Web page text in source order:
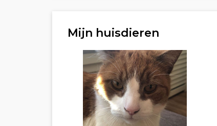
Mijn huisdieren